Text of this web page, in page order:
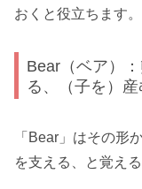
おくと役立ちます。
Bear（ベア）
る、（子を）産
「Bear」はその形
を支える、と覚え